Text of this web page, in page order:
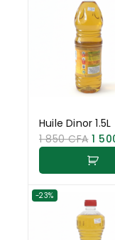
Huile Dinor 1.5L
1 850CFA 1
-23%